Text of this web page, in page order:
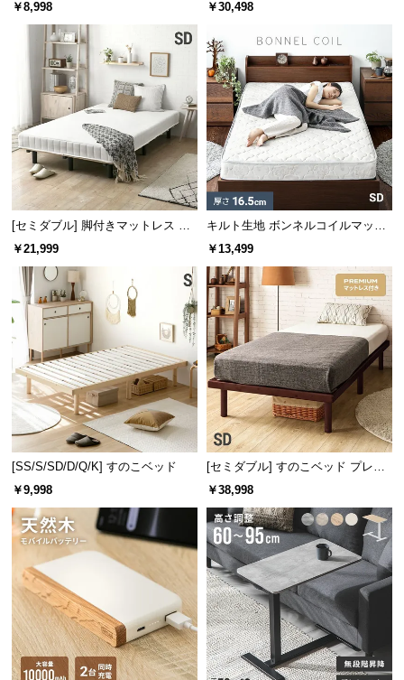
￥8,998
￥30,498
[セミダブル] 脚付きマットレス ボ
ンネルコイル やさしい肌触り コン
￥21,999
キルト生地 ボンネルコイルマット
レス SD
￥13,499
[SS/S/SD/D/Q/K] すのこベッド
￥9,998
[セミダブル] すのこベッド プレミ
アムマットレス付き
￥38,998